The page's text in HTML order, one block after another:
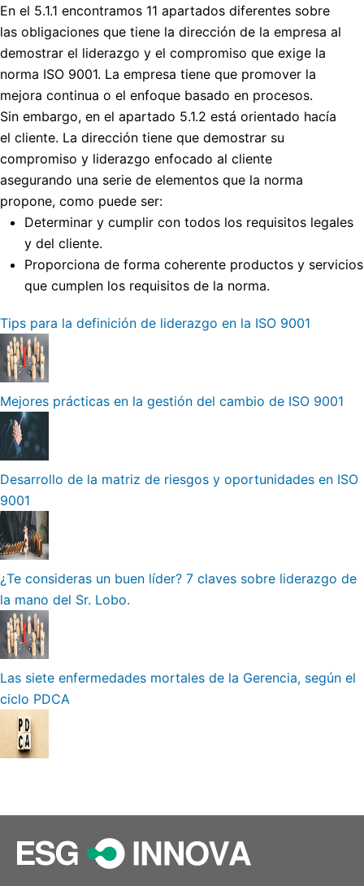
En el 5.1.1 encontramos 11 apartados diferentes sobre
las obligaciones que tiene la dirección de la empresa al
demostrar el liderazgo y el compromiso que exige la
norma ISO 9001. La empresa tiene que promover la
mejora continua o el enfoque basado en procesos.
Sin embargo, en el apartado 5.1.2 está orientado hacía
el cliente. La dirección tiene que demostrar su
compromiso y liderazgo enfocado al cliente
asegurando una serie de elementos que la norma
propone, como puede ser:
Determinar y cumplir con todos los requisitos legales
y del cliente.
Proporciona de forma coherente productos y servicios
que cumplen los requisitos de la norma.
Tips para la definición de liderazgo en la ISO 9001
Mejores prácticas en la gestión del cambio de ISO 9001
Desarrollo de la matriz de riesgos y oportunidades en ISO
9001
¿Te consideras un buen líder? 7 claves sobre liderazgo de
la mano del Sr. Lobo.
Las siete enfermedades mortales de la Gerencia, según el
ciclo PDCA